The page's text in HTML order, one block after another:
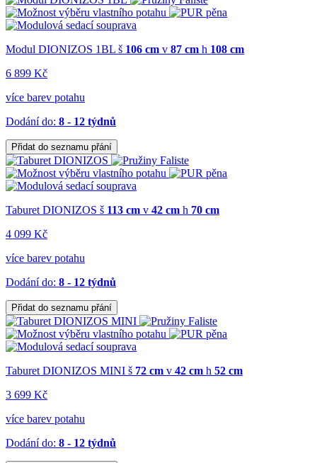
Modul DIONIZOS 1BL š 106 cm v 87 cm h 108 cm
6 899 Kč
více barev potahu
Dodání do: 8 - 12 týdnů
Přidat do seznamu přání
Taburet DIONIZOS š 113 cm v 42 cm h 70 cm
4 099 Kč
více barev potahu
Dodání do: 8 - 12 týdnů
Přidat do seznamu přání
Taburet DIONIZOS MINI š 72 cm v 42 cm h 52 cm
3 699 Kč
více barev potahu
Dodání do: 8 - 12 týdnů